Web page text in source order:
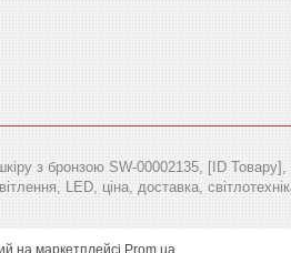
з бронзою SW-00002135, [ID
LED, ціна, доставка,
на маркетплейсі Prom.ua